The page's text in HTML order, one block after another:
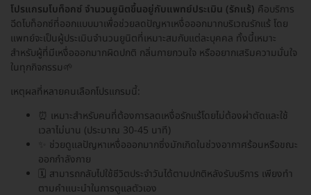
โปรแกรมโบท็อกซ์ จำนวนยูนิตขึ้นอยู่กับแพทย์ประเมิน (รักแร้) คือบริการ
ฉีดโบท็อกซ์ที่ออกแบบมาเพื่อช่วยลดปัญหาเหงื่อออกมากบริเวณรักแร้ โดย
แพทย์จะเป็นผู้ประเมินจำนวนยูนิตที่เหมาะสมกับแต่ละบุคคล ทั้งนี้เหมาะ
สำหรับผู้ที่มีเหงื่อออกมากผิดปกติ กลิ่นกายกวนใจ หรืออยากเสริมความมั่นใจ
ในทุกกิจกรรม🌱
เหตุผลที่หลายคนเลือกโปรแกรมนี้:
⏰ เหมาะสำหรับคนที่ต้องการลดเหงื่อรักแร้โดยไม่ต้องผ่าตัดและใช้
เวลาไม่นาน (ประมาณ 30-45 นาที)
✨ ช่วยดูแลปัญหาเหงื่อออกมากซึ่งมักเกิดในช่วงอากาศร้อนหรือขณะ
ออกกำลังกาย
🗓 สามารถกลับไปใช้ชีวิตประจำวันได้ตามปกติหลังรับบริการ เพียงทำ
ตามคำแนะนำในการดูแลตัวเอง